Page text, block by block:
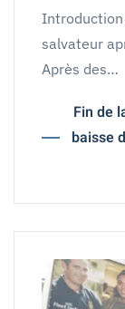
Introduction
salvateur
Après des…
Fin de
baisse